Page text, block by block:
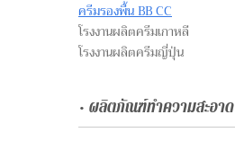
ครีมรองพื้น BB CC
โรงงานผลิตครีมเกาหลี
โรงงานผลิตครีมญี่ปุ่น
• ผลิตภัณฑ์ทำความสะอาด